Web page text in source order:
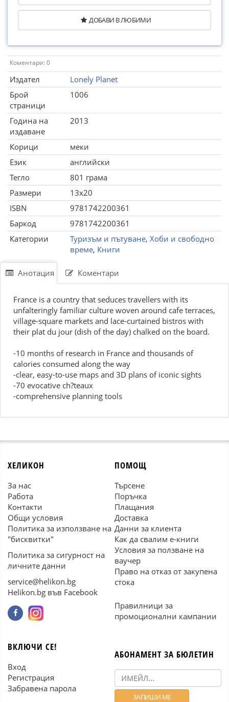
ДОБАВИ В ЛЮБИМИ
Коментари: 0
Издател
Lonely Planet
Брой
страници
1006
Година на
издаване
2013
Корици
меки
Език
английски
Тегло
801 грама
Размери
13x20
ISBN
9781742200361
Баркод
9781742200361
Категории
Туризъм и пътуване, Хоби и свободно
време, Книги
Анотация Коментари
France is a country that seduces travellers with its
unfalteringly familiar culture woven around cafe terraces,
village-square markets and lace-curtained bistros with
their plat du jour (dish of the day) chalked on the board.
-10 months of research in France and thousands of
calories consumed along the way
-clear, easy-to-use maps and 3D plans of iconic sights
-70 evocative ch?teaux
-comprehensive planning tools
ХЕЛИКОН
За нас
Работа
Контакти
Общи условия
Политика за използване на
"бисквитки"
Политика за сигурност на
личните данни
service@helikon.bg
Helikon.bg във Facebook
ПОМОЩ
Търсене
Поръчка
Плащания
Доставка
Данни за клиента
Как да свалим е-книги
Условия за ползване на
ваучер
Право на отказ от закупена
стока
Правилници за
промоционални кампании
ВКЛЮЧИ СЕ!
Вход
Регистрация
Забравена парола
АБОНАМЕНТ ЗА БЮЛЕТИН